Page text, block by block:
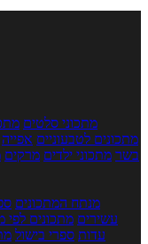
מתכוני סלטים
מתכונים לטבעוניים אפייה
בשר מתכוני ילדים מרקים
מנתח המתכונים
עשירים מתכונים לפי
עדות ספרי בישול